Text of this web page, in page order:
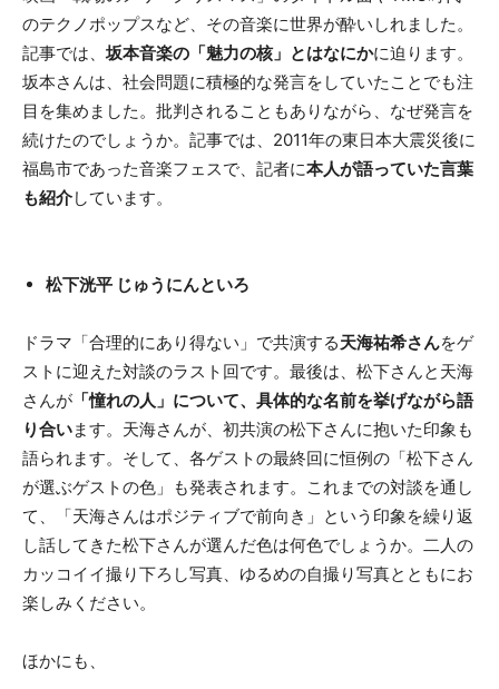
のテクノポップスなど、その音楽に世界が酔いしれました。
記事では、坂本音楽の「魅力の核」とはなにかに迫ります。
坂本さんは、社会問題に積極的な発言をしていたことでも注
目を集めました。批判されることもありながら、なぜ発言を
続けたのでしょうか。記事では、2011年の東日本大震災後に
福島市であった音楽フェスで、記者に本人が語っていた言葉
も紹介しています。
松下洸平 じゅうにんといろ
ドラマ「合理的にあり得ない」で共演する天海祐希さんをゲ
ストに迎えた対談のラスト回です。最後は、松下さんと天海
さんが 「憧れの人」について、具体的な名前を挙げながら語
り合います。天海さんが、初共演の松下さんに抱いた印象も
語られます。そして、各ゲストの最終回に恒例の「松下さん
が選ぶゲストの色」も発表されます。これまでの対談を通し
て、「天海さんはポジティブで前向き」という印象を繰り返
し話してきた松下さんが選んだ色は何色でしょうか。二人の
カッコイイ撮り下ろし写真、ゆるめの自撮り写真とともにお
楽しみください。
ほかにも、